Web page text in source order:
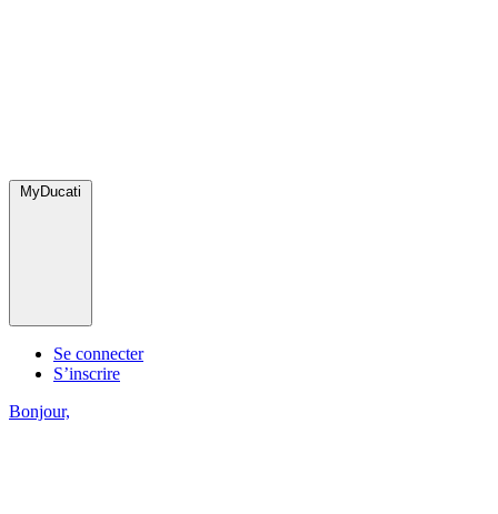
MyDucati
Se connecter
S’inscrire
Bonjour,